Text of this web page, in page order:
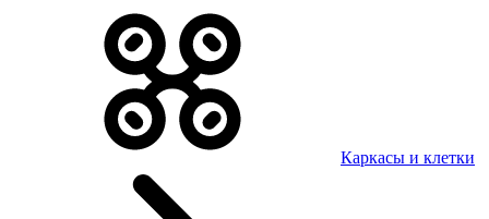
Каркасы и клетки